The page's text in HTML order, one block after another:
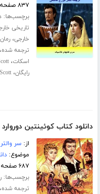
۸۳۷ صفحه
برچسب‌ها:
تاریخی
خارجی،
ترجمه شده
اسکات،
رایگان،
دانلود کتاب کوئینتین دوروارد
از:سر
موضوع:
۶۸۷ صفحه
برچسب‌ها:
ترجمه شده،